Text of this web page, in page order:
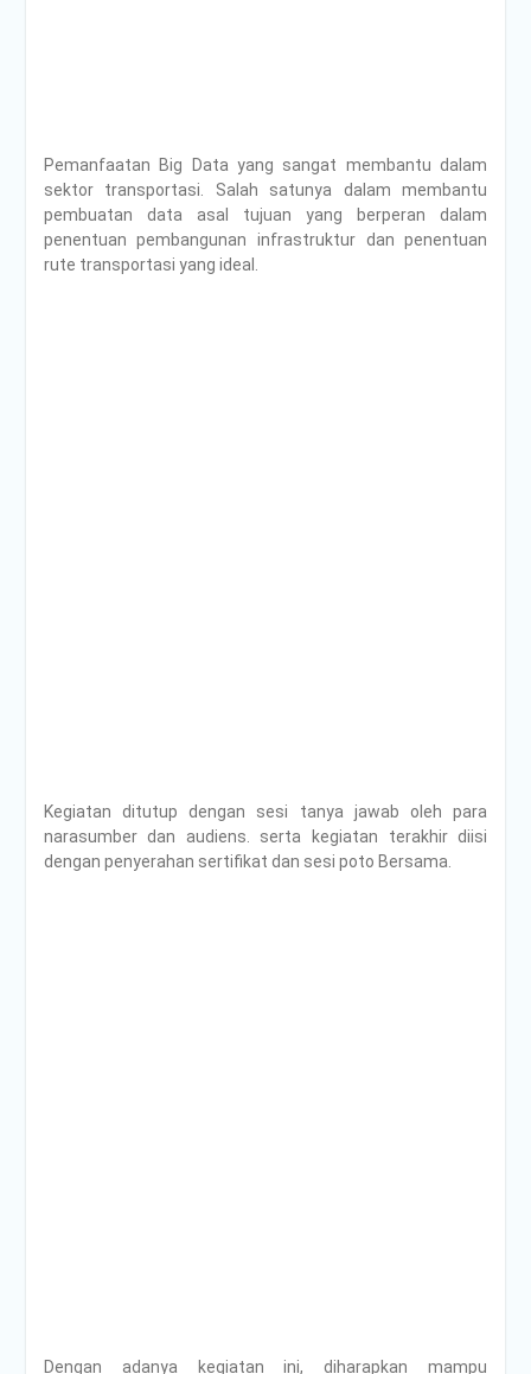
Pemanfaatan Big Data yang sangat membantu dalam
sektor transportasi. Salah satunya dalam membantu
pembuatan data asal tujuan yang berperan dalam
penentuan pembangunan infrastruktur dan penentuan
rute transportasi yang ideal.
Kegiatan ditutup dengan sesi tanya jawab oleh para
narasumber dan audiens. serta kegiatan terakhir diisi
dengan penyerahan sertifikat dan sesi poto Bersama.
Dengan adanya kegiatan ini, diharapkan mampu